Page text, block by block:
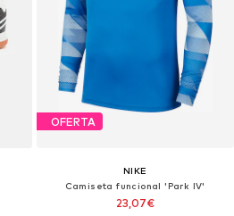
OFERTA
NIKE
Camiseta funcional 'Park IV'
23,07€